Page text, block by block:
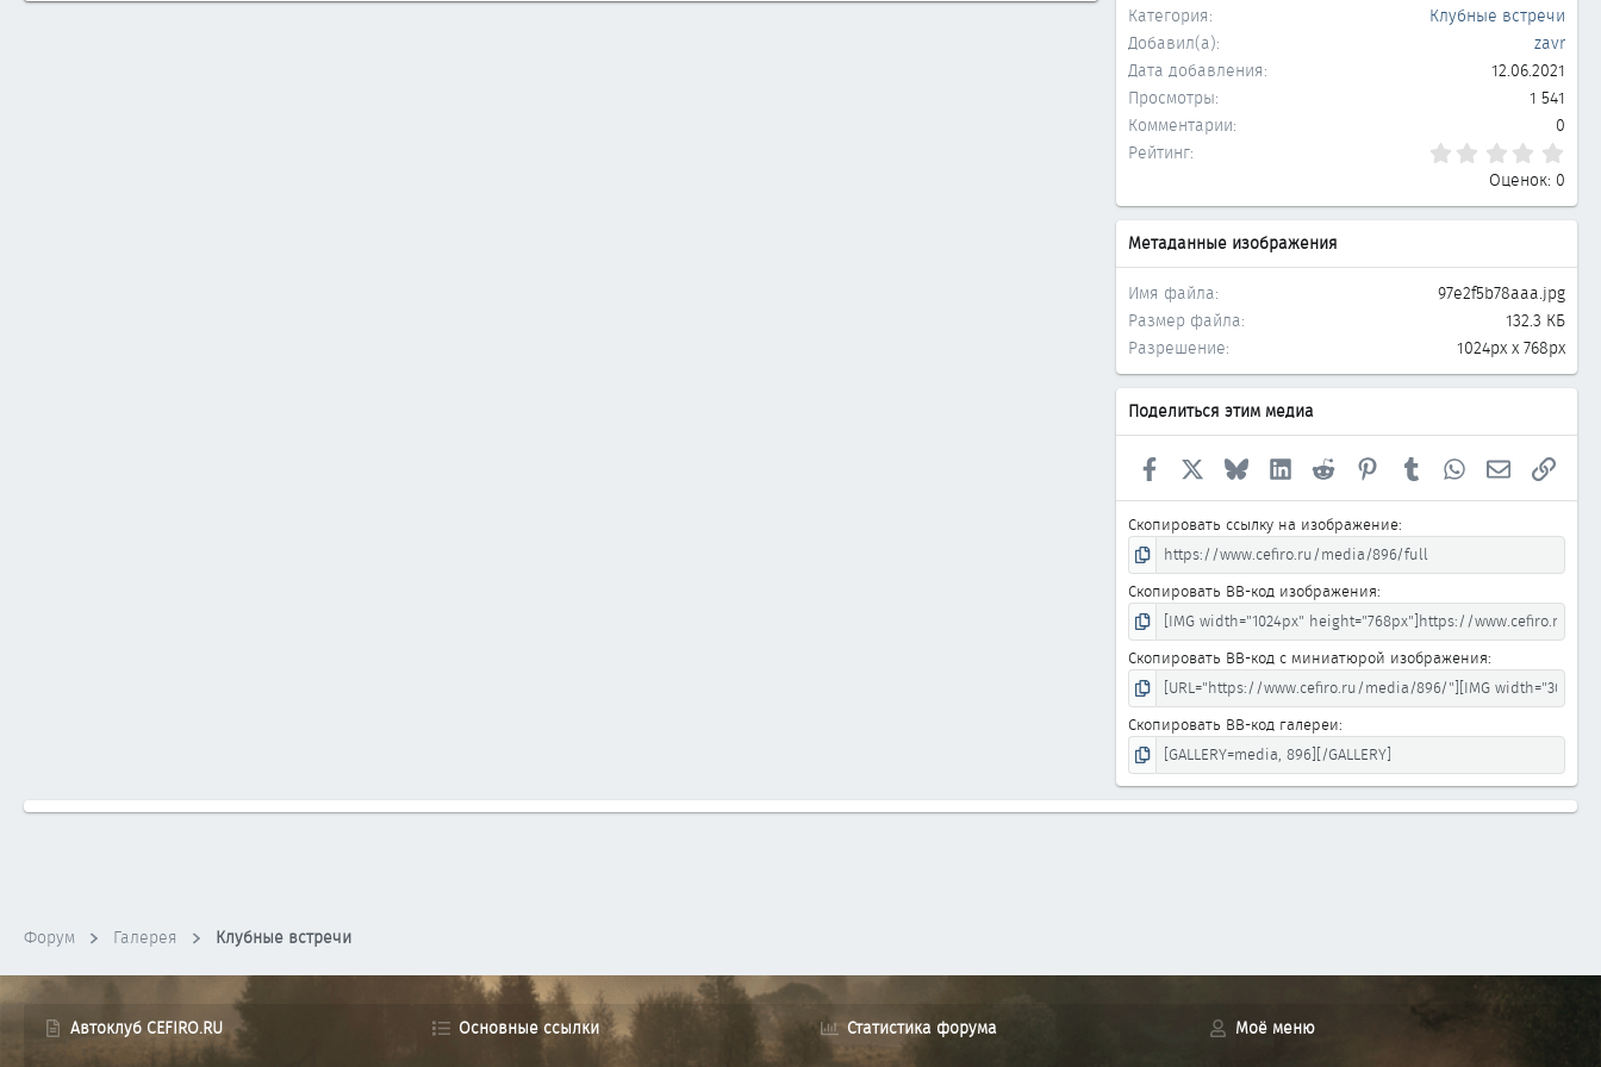
Категория
Клубные встречи
Добавил(а)
zavr
Дата добавления
12.06.2021
Просмотры
1 541
Комментарии
0
Рейтинг
Оценок: 0
Метаданные изображения
Имя файла
97e2f5b78aaa.jpg
Размер файла
132.3 КБ
Разрешение
1024px x 768px
Поделиться этим медиа
Facebook BlueskyLinkedInReddit PinterestTumblr WhatsApp
Скопировать ссылку на изображение
Скопировать BB-код изображения
Скопировать BB-код с миниатюрой изображения
Скопировать BB-код галереи
Форум Галерея Клубные встречи
Автоклуб CEFIRO.RU Основные ссылки Статистика форума Моё меню